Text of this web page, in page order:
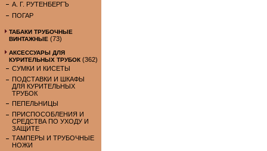
А. Г. РУТЕНБЕРГЪ
ПОГАР
ТАБАКИ ТРУБОЧНЫЕ
ВИНТАЖНЫЕ (73)
АКСЕССУАРЫ ДЛЯ
КУРИТЕЛЬНЫХ ТРУБОК (362)
СУМКИ И КИСЕТЫ
ПОДСТАВКИ И ШКАФЫ
ДЛЯ КУРИТЕЛЬНЫХ
ТРУБОК
ПЕПЕЛЬНИЦЫ
ПРИСПОСОБЛЕНИЯ И
СРЕДСТВА ПО УХОДУ И
ЗАЩИТЕ
ТАМПЕРЫ И ТРУБОЧНЫЕ
НОЖИ